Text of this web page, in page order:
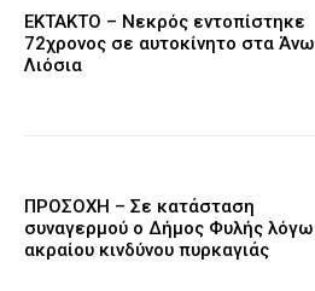
EKTAKTO – Νεκρός εντοπίστηκε
72χρονος σε αυτοκίνητο στα Άνω
Λιόσια
ΠΡΟΣΟΧΗ – Σε κατάσταση
συναγερμού ο Δήμος Φυλής λόγω
ακραίου κινδύνου πυρκαγιάς